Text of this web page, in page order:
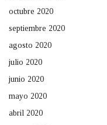
octubre 2020
septiembre 2020
agosto 2020
julio 2020
junio 2020
mayo 2020
abril 2020